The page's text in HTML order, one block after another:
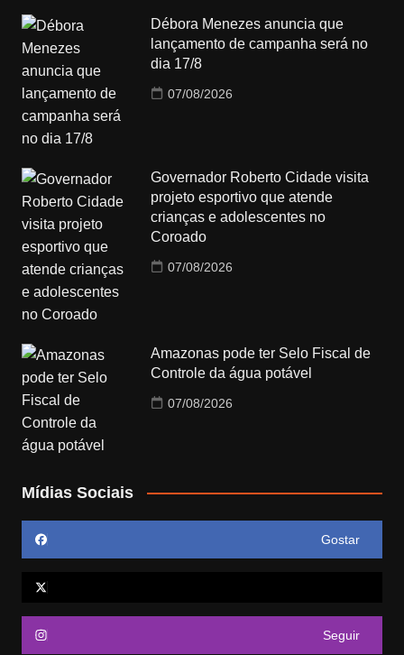
Débora Menezes anuncia que
lançamento de campanha será no
dia 17/8
07/08/2026
Governador Roberto Cidade visita
projeto esportivo que atende
crianças e adolescentes no
Coroado
07/08/2026
Amazonas pode ter Selo Fiscal de
Controle da água potável
07/08/2026
Mídias Sociais
Gostar
Seguir